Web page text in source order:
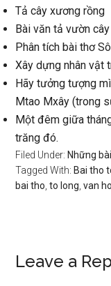
Tả cây xương rồng
Bài văn tả vườn cây
Phân tích bài thơ
Xây dựng nhân vật
Hãy tưởng tượng
Mtao Mxây (trong
Một đêm giữa
trăng đó.
Filed Under: Những
Tagged With: Bai tho
bai tho ,to long ,van
Reader
Leave a